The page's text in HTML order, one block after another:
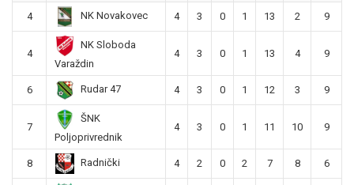
4 NK Novakovec 4 3 0 1 13 2 9
4
NK Sloboda
Varaždin
4 3 0 1 13 4 9
6 Rudar 47 4 3 0 1 12 3 9
7
ŠNK
Poljoprivrednik
4 3 0 1 11 10 9
8 Radnički 4 2 0 2 7 8 6